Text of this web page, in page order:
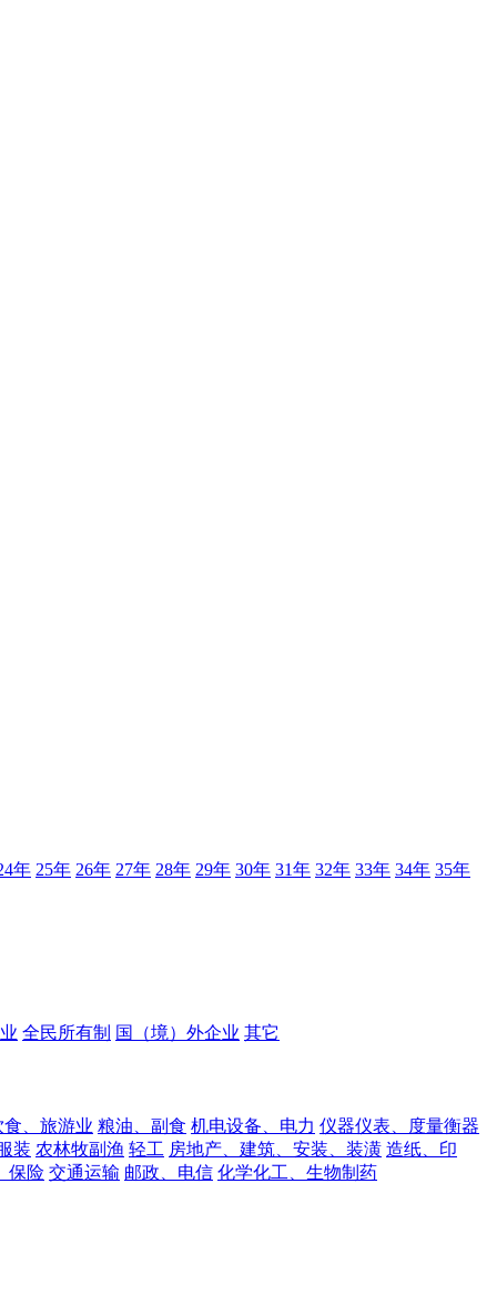
年 25年 26年 27年 28年 29年 30年 31年 32年 33年 34年 35年
全民所有制 国（境）外企业 其它
食、旅游业 粮油、副食 机电设备、电力 仪器仪表、度量衡器
装 农林牧副渔 轻工 房地产、建筑、安装、装潢 造纸、印
保险 交通运输 邮政、电信 化学化工、生物制药